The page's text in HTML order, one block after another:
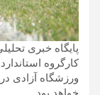
کارگروه
ورزشگاه آزادی در